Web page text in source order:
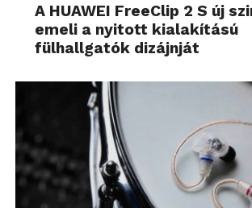
A HUAWEI FreeClip 2 S új
emeli a nyitott kialakítású
fülhallgatók dizájnját